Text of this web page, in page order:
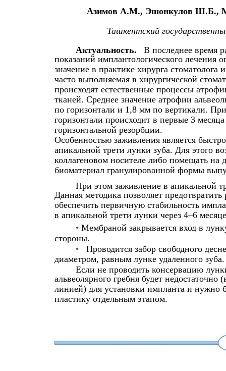
Азимов А.М., Эшонкулов Ш.Б.,
Ташкентский
Актуальность.
В последнее время
показаний имплантологического лечения
значение в практике хирурга
часто выполняемая в хирургической
происходят естественные процессы
тканей. Среднее значение атрофии
по горизонтали и 1,8 мм по вертикали.
горизонтали происходит в первые 3
горизонтальной резорбции.
Особенностью заживления является
апикальной трети лунки зуба. Для этого
коллагеновом носителе либо помещать на
биоматериал гранулированной формы
При этом заживление в апикальной
Данная методика позволяет
обеспечить первичную стабильность
в апикальной трети лунки через 4–6
• Мембраной закрывается вход в
стороны.
•
Проводится забор свободного
диаметром, равным лунке удаленного зуба.
Если не проводить консервацию
альвеолярного гребня будет
линией) для установки импланта и нужно
пластику отдельным этапом.